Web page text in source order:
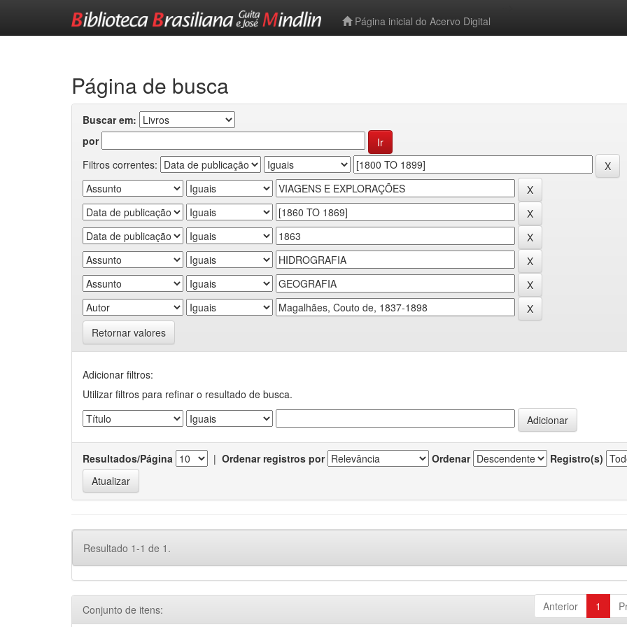
Página inicial do Acervo Digital
Página de busca
Buscar em:
por
Filtros correntes:
Retornar valores
Adicionar filtros:
Utilizar filtros para refinar o resultado de busca.
Resultados/Página | Ordenar registros por Ordenar Registro(s)
Resultado 1-1 de 1.
Anterior 1
Conjunto de itens: